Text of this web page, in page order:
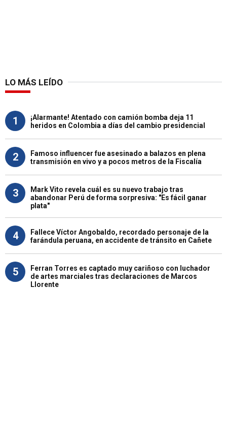
LO MÁS LEÍDO
1
¡Alarmante! Atentado con camión bomba deja 11
heridos en Colombia a días del cambio presidencial
2
Famoso influencer fue asesinado a balazos en plena
transmisión en vivo y a pocos metros de la Fiscalía
3
Mark Vito revela cuál es su nuevo trabajo tras
abandonar Perú de forma sorpresiva: "Es fácil ganar
plata"
4
Fallece Víctor Angobaldo, recordado personaje de la
farándula peruana, en accidente de tránsito en Cañete
5
Ferran Torres es captado muy cariñoso con luchador
de artes marciales tras declaraciones de Marcos
Llorente